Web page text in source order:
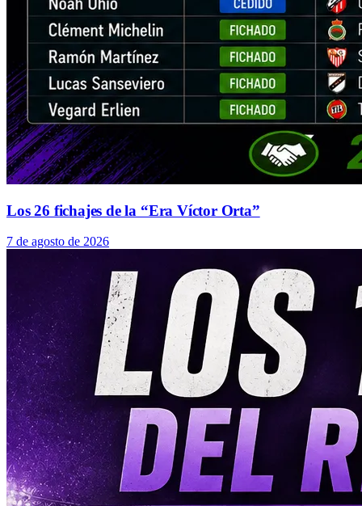
Los 26 fichajes de la “Era Víctor Orta”
7 de agosto de 2026